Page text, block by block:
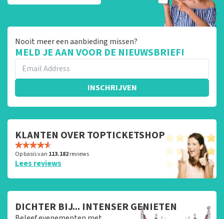
Nooit meer een aanbieding missen?
MELD JE AAN VOOR DE NIEUWSBRIEF!
INSCHRIJVEN
KLANTEN OVER TOPTICKETSHOP
Op basis van 113.182reviews
Lees reviews
DICHTER BIJ... INTENSER GENIETEN